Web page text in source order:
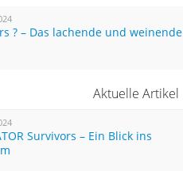
? – Das lachende und weinende
Aktuelle Artikel
Survivors – Ein Blick ins